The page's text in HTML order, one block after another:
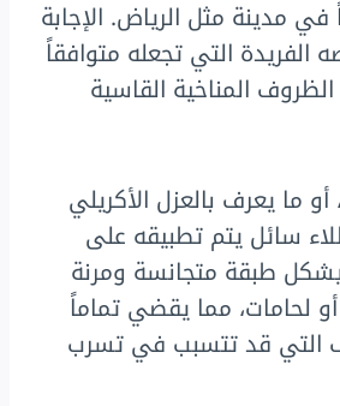
مدينة مثل الرياض. الإجابة
التي تجعله متوافقاً
المناخية القاسية
ما يعرف بالعزل الأكريلي
سائل يتم تطبيقه على
طبقة متجانسة ومرنة
لحامات، مما يقضي تماماً
التي قد تتسبب في تسرب